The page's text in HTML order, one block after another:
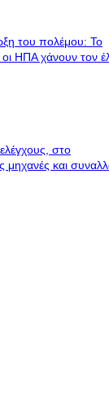
του πολέμου: Το
ΗΠΑ χάνουν τον
στο
μηχανές και